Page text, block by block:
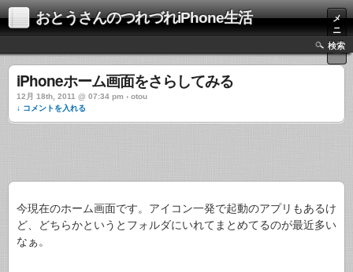
おとうさんのつれづれiPhone生活
メ
ニ
ュ
ー
検索
iPhoneホーム画面をさらしてみる
12月 18th, 2011 @ 07:34 pm › otou
↓ コメントを入れる
今現在のホーム画面です。アイコン一発で起動のアプリもあるけ
ど、どちらかというとフォルダにいれてまとめてるのが最近多い
なぁ。